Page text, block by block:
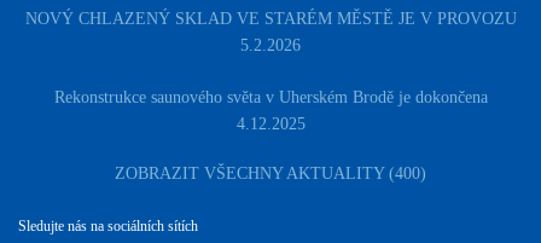
NOVÝ CHLAZENÝ SKLAD VE STARÉM MĚSTĚ JE V PROVOZU
5.2.2026
Rekonstrukce saunového světa v Uherském Brodě je dokončena
4.12.2025
ZOBRAZIT VŠECHNY AKTUALITY (400)
Sledujte nás na sociálních sítích